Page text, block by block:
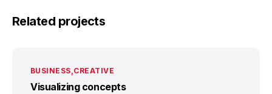
Related projects
BUSINESS CREATIVE
Visualizing concepts